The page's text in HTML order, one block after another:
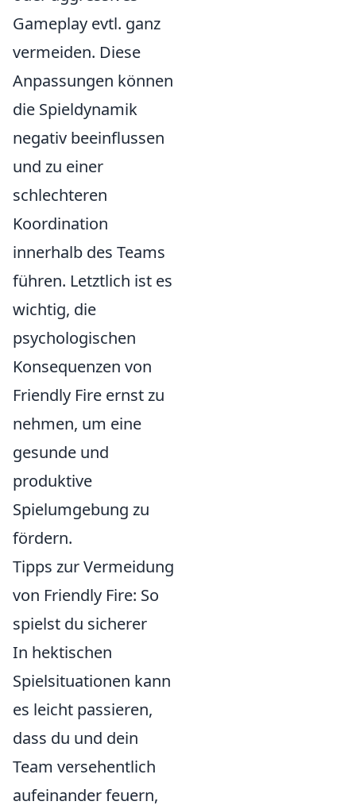
Gameplay evtl. ganz
vermeiden. Diese
Anpassungen können
die Spieldynamik
negativ beeinflussen
und zu einer
schlechteren
Koordination
innerhalb des Teams
führen. Letztlich ist es
wichtig, die
psychologischen
Konsequenzen von
Friendly Fire ernst zu
nehmen, um eine
gesunde und
produktive
Spielumgebung zu
fördern.
Tipps zur Vermeidung
von Friendly Fire: So
spielst du sicherer
In hektischen
Spielsituationen kann
es leicht passieren,
dass du und dein
Team versehentlich
aufeinander feuern,